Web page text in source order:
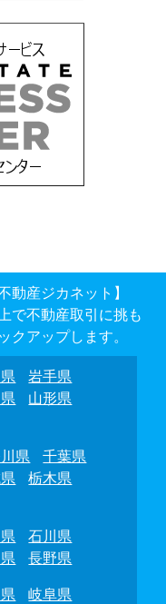
動産ジカネット】
で不動産取引に挑も
クアップします。
岩手県
山形県
県
千葉県
栃木県
石川県
長野県
岐阜県